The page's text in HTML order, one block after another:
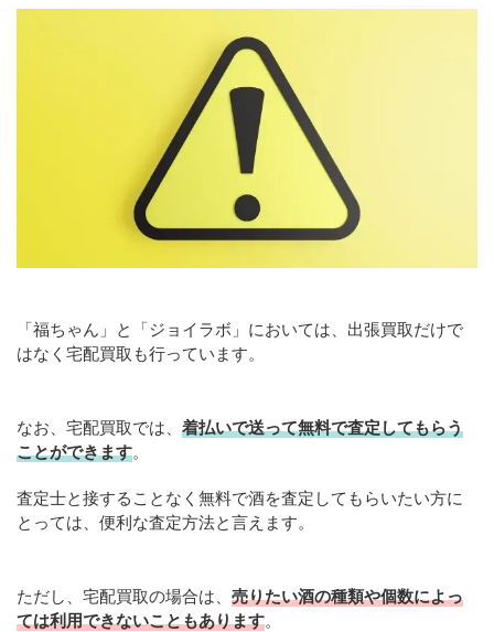
「福ちゃん」と「ジョイラボ」においては、出張買取だけで
はなく宅配買取も行っています。
なお、宅配買取では、 着払いで送って無料で査定してもらう
ことができます。
査定士と接することなく無料で酒を査定してもらいたい方に
とっては、便利な査定方法と言えます。
ただし、宅配買取の場合は、 売りたい酒の種類や個数によっ
ては利用できないこともあります。